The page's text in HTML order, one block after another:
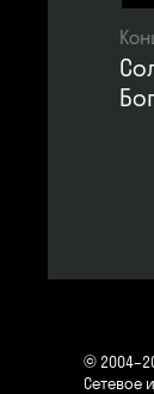
©
Сетевое